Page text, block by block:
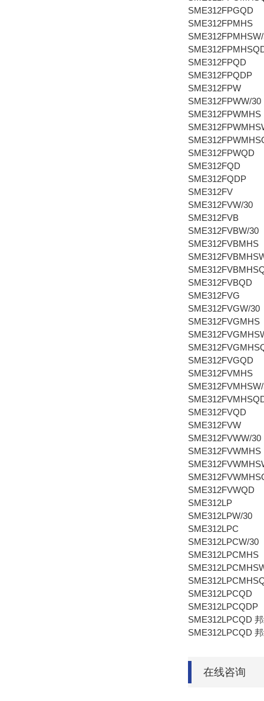
SME312FPGQD
SME312FPMHS
SME312FPQD
SME312FPQDP
SME312FPW
SME312FPWW/30
SME312FPWMHS
SME312FPWQD
SME312FQD
SME312FQDP
SME312FV
SME312FVW/30
SME312FVB
SME312FVBW/30
SME312FVBMHS
SME312FVBQD
SME312FVG
SME312FVGW/30
SME312FVGMHS
SME312FVGQD
SME312FVMHS
SME312FVQD
SME312FVW
SME312FVWW/30
SME312FVWMHS
SME312FVWQD
SME312LP
SME312LPW/30
SME312LPC
SME312LPCW/30
SME312LPCMHS
SME312LPCQD
SME312LPCQDP
SME312LPCQD
SME312LPCQD
在线咨询